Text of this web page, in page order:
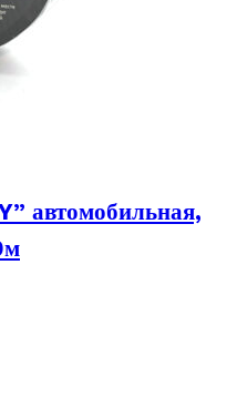
автомобильная,